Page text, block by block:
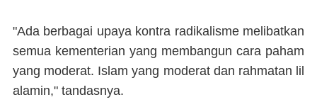
"Ada berbagai upaya kontra radikalisme melibatkan
semua kementerian yang membangun cara paham
yang moderat. Islam yang moderat dan rahmatan lil
alamin," tandasnya.